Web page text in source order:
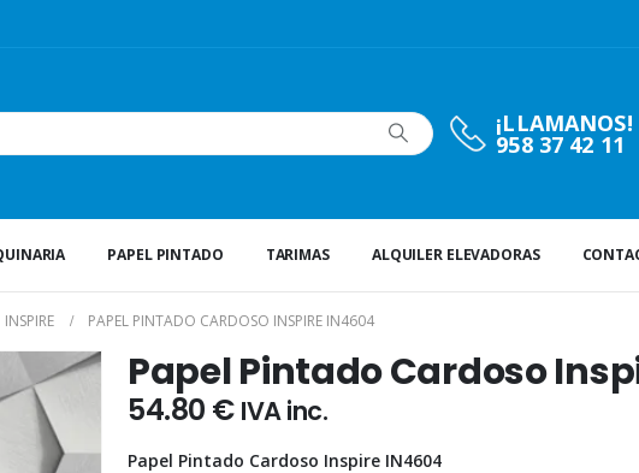
¡LLAMANOS!
958 37 42 11
PAPEL PINTADO TARIMAS ALQUILER ELEVADORAS
INSPIRE PAPEL PINTADO CARDOSO INSPIRE IN4604
Papel Pintado Cardoso
54.80 € IVA inc.
Papel Pintado Cardoso Inspire IN4604